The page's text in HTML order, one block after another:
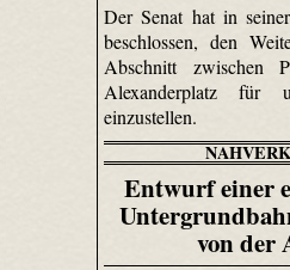
Der Senat hat in
beschlossen, den
Abschnitt zwischen
Alexanderplatz für
einzustellen.
Entwurf einer
von der